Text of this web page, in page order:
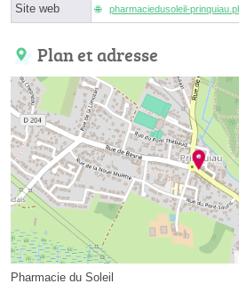
Site web pharmaciedusoleil-
Plan et adresse
Pharmacie du Soleil